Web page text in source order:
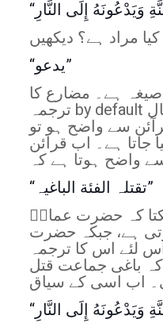
مراد ہے؟ دیکھیں
“یدعو”
ہے۔ مضارع کا
ترجمہ by default حال ( Present indefinite )
سے واضح ہو تو
جاتا ہے۔ اب قرائن
واضح ہوتا ہے کہ
“تقتلہ الفئة الباغیہ”
کہ حضرت عمارؓ
ہے، جبکہ حضرت
لئے اس کا ترجمہ
کہ باغی جماعت قتل